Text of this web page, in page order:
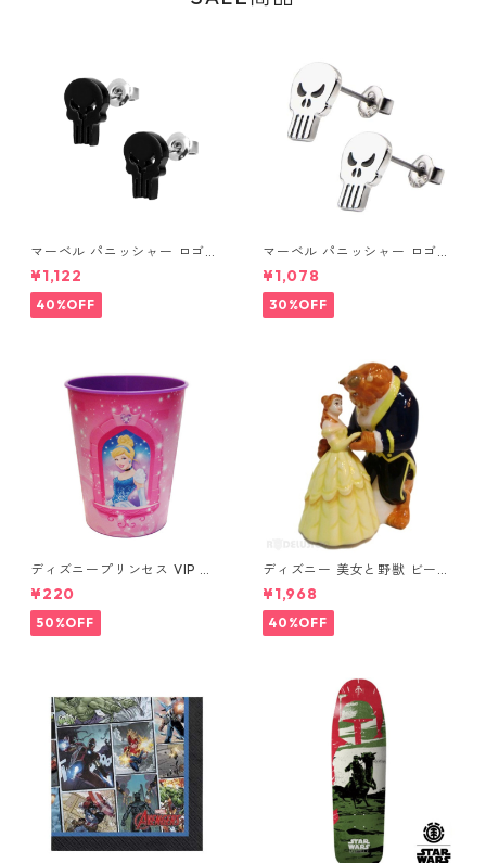
マーベル パニッシャー ロゴス
タッドピアス ブラック MARV
EL
¥1,122
40%OFF
マーベル パニッシャー ロゴス
タッドピアス シルバー MARV
EL
¥1,078
30%OFF
ディズニープリンセス VIP パ
ーティーカップ コップ DISNE
Y
¥220
50%OFF
ディズニー 美女と野獣 ビース
ト&ベル ソルト&ペッパー DIS
NEY
¥1,968
40%OFF